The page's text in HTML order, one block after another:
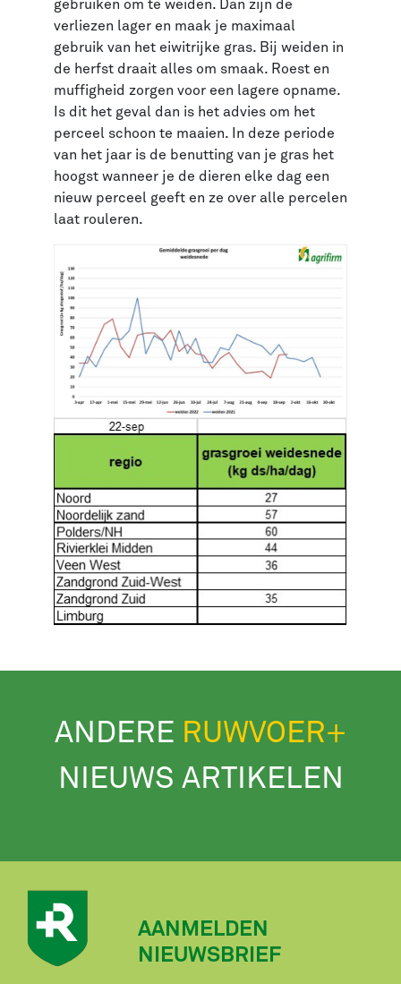
gebruiken om te weiden. Dan zijn de
verliezen lager en maak je maximaal
gebruik van het eiwitrijke gras. Bij weiden in
de herfst draait alles om smaak. Roest en
muffigheid zorgen voor een lagere opname.
Is dit het geval dan is het advies om het
perceel schoon te maaien. In deze periode
van het jaar is de benutting van je gras het
hoogst wanneer je de dieren elke dag een
nieuw perceel geeft en ze over alle percelen
laat rouleren.
ANDERE RUWVOER+
NIEUWS ARTIKELEN
AANMELDEN
NIEUWSBRIEF